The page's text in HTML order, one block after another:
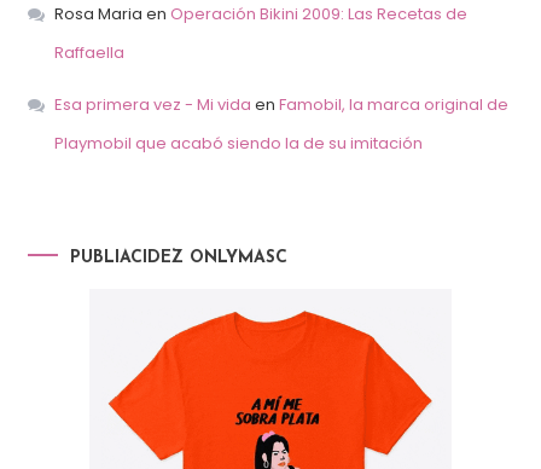
Rosa Maria en Operación Bikini 2009: Las Recetas de
Raffaella
Esa primera vez - Mi vida en Famobil, la marca original de
Playmobil que acabó siendo la de su imitación
PUBLIACIDEZ ONLYMASC